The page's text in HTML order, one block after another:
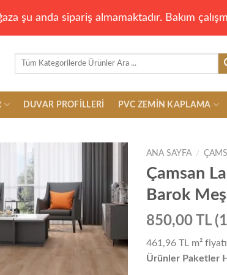
şu anda sipariş almamaktadır. Bakım
Ara:
DUVAR PROFILLERI PVC ZEMIN KAPLAMA
Add to
wishlist
ANA SAYFA /
Çamsan
Barok
850,00 TL
461,96 TL m²
Ürünler Paketler